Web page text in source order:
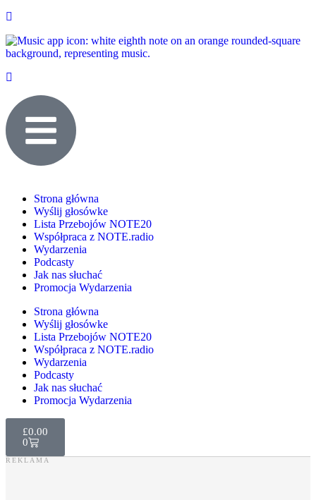
Strona główna
Wyślij głosówke
Lista Przebojów NOTE20
Współpraca z NOTE.radio
Wydarzenia
Podcasty
Jak nas słuchać
Promocja Wydarzenia
Strona główna
Wyślij głosówke
Lista Przebojów NOTE20
Współpraca z NOTE.radio
Wydarzenia
Podcasty
Jak nas słuchać
Promocja Wydarzenia
£0.00
0